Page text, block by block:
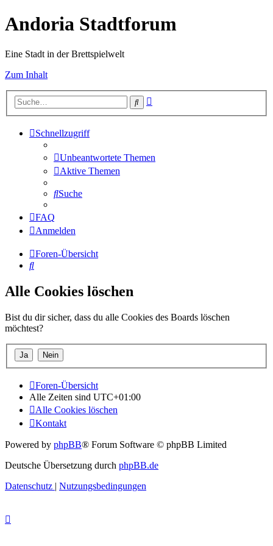
Andoria Stadtforum
Eine Stadt in der Brettspielwelt
Zum Inhalt
Suche
Schnellzugriff
Unbeantwortete Themen
Aktive Themen
Suche
FAQ
Anmelden
Foren-Übersicht
Suche
Alle Cookies löschen
Bist du dir sicher, dass du alle Cookies des Boards löschen
möchtest?
Foren-Übersicht
Alle Zeiten sind UTC+01:00
Alle Cookies löschen
Kontakt
Powered by phpBB® Forum Software © phpBB Limited
Deutsche Übersetzung durch phpBB.de
Datenschutz | Nutzungsbedingungen